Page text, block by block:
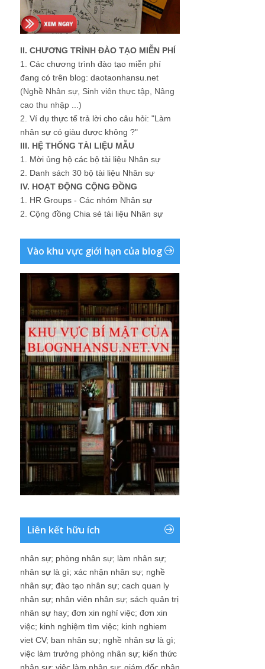
II. CHƯƠNG TRÌNH ĐÀO TẠO MIỄN PHÍ
1. Các chương trình đào tạo miễn phí
đang có trên blog: daotaonhansu.net
(Nghề Nhân sự, Sinh viên thực tập, Nâng
cao thu nhập ...)
2. Ví dụ thực tế trả lời cho câu hỏi: "Làm
nhân sự có giàu được không ?"
III. HỆ THỐNG TÀI LIỆU MẪU
1. Mời ủng hộ các bộ tài liệu Nhân sự
2. Danh sách 30 bộ tài liệu Nhân sự
IV. HOẠT ĐỘNG CỘNG ĐỒNG
1. HR Groups - Các nhóm Nhân sự
2. Cộng đồng Chia sẻ tài liệu Nhân sự
Vào khu vực giới hạn của blog
Liên kết hữu ích
nhân sự; phòng nhân sự; làm nhân sự;
nhân sự là gì; xác nhận nhân sự; nghề
nhân sự; đào tạo nhân sự; cach quan ly
nhân sự; nhân viên nhân sự; sách quản trị
nhân sự hay; đơn xin nghỉ việc; đơn xin
việc; kinh nghiệm tìm việc; kinh nghiem
viet CV; ban nhân sự; nghề nhân sự là gì;
việc làm trưởng phòng nhân sự; kiến thức